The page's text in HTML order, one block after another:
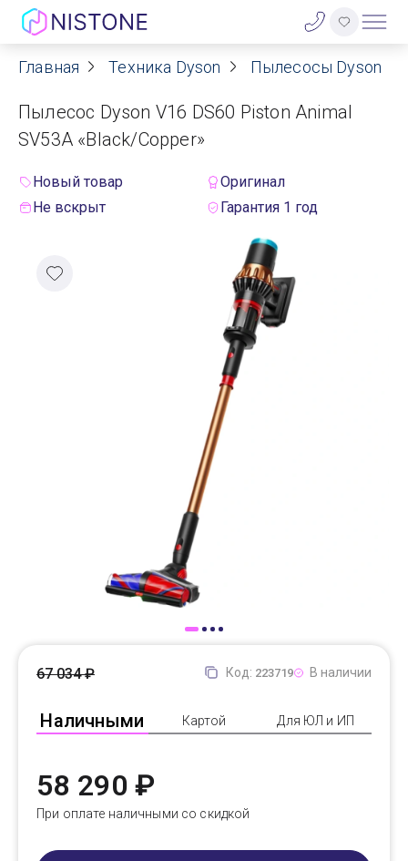
Акции
О нас
Договор оферты
Главная Техника Dyson Пылесосы Dyson
Пылесос Dyson V16 DS60 Piston Animal
SV53A «Black/Copper»
Новый товар
Оригинал
Не вскрыт
Гарантия 1 год
Код: 223719 В наличии
Наличными Картой Для ЮЛ и ИП
67 034 ₽
58 290 ₽
При оплате наличными со скидкой